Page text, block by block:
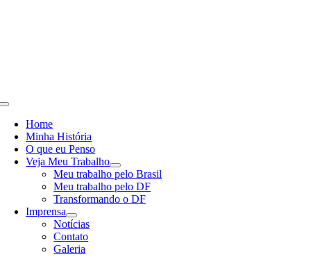
Toggle
NavigationHome
Minha História
O que eu Penso
Veja Meu Trabalho
Meu trabalho pelo Brasil
Meu trabalho pelo DF
Transformando o DF
Imprensa
Notícias
Contato
Galeria